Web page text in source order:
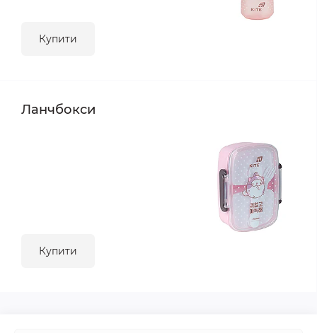
Купити
Ланчбокси
Купити